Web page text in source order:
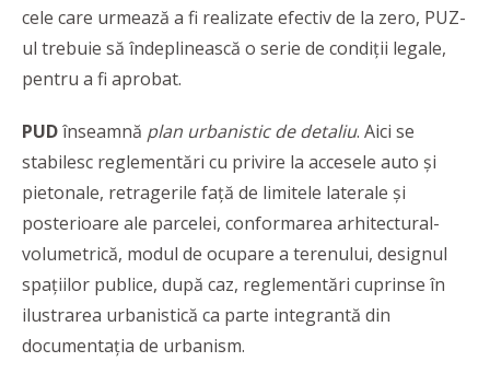
cele care urmează a fi realizate efectiv de la zero, PUZ-
ul trebuie să îndeplinească o serie de condiții legale,
pentru a fi aprobat.
PUDînseamnă plan urbanistic de detaliu. Aici se
stabilesc reglementări cu privire la accesele auto şi
pietonale, retragerile faţă de limitele laterale şi
posterioare ale parcelei, conformarea arhitectural-
volumetrică, modul de ocupare a terenului, designul
spaţiilor publice, după caz, reglementări cuprinse în
ilustrarea urbanistică ca parte integrantă din
documentaţia de urbanism.